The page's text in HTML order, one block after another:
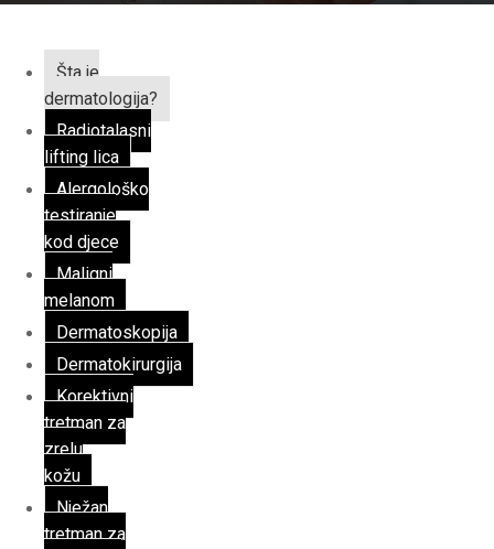
Šta je
dermatologija?
Radiotalasni
lifting lica
Alergološko
testiranje
kod djece
Maligni
melanom
Dermatoskopija
Dermatokirurgija
Korektivni
tretman za
zrelu
kožu
Nježan
tretman za